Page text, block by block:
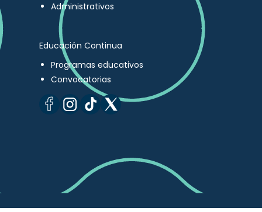
Administrativos
Educación Continua
Programas educativos
Convocatorias